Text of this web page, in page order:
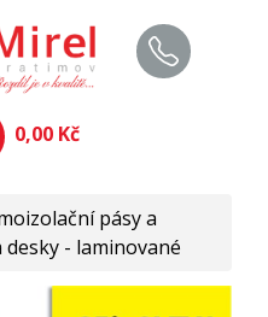
0,00 Kč
pásy a
desky - laminované